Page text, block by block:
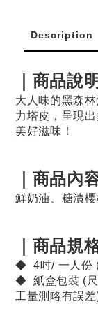
Description
｜商品說
大人味的黑森
力塔皮，呈現
美好滋味！
｜商品內
鮮奶油、糖漬
｜商品規
◆ 4吋/ 一人份 (
◆ 紙盒包裝 (尺
工量測略有誤